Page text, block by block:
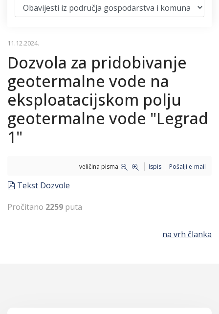
11.12.2024.
Dozvola za pridobivanje
geotermalne vode na
eksploatacijskom polju
geotermalne vode "Legrad
1"
veličina pisma Ispis Pošalji e-mail
pdf
Tekst Dozvole
Pročitano 2259 puta
na vrh članka